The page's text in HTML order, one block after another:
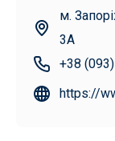
м.
3А
+38
https://